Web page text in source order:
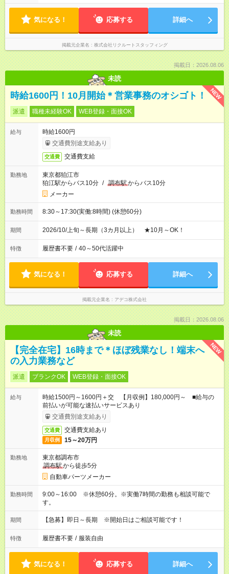
気になる！ 応募する 詳細へ
掲載元企業名 株式会社リクルートスタッフィング
掲載日：2026.08.06
未読
NEW
時給1600円！10月開始＊営業事務のオシゴト！
派遣 職種未経験OK WEB登録・面接OK
給与
時給1600円
交通費別途支給あり
交通費 交通費支給
勤務地
東京都狛江市
狛江駅からバス10分 / 調布駅からバス10分
メーカー
勤務時間 8:30～17:30(実働:8時間) (休憩60分)
期間 2026/10/上旬～長期（3カ月以上） ★10月～OK！
特徴 履歴書不要 / 40～50代活躍中
気になる！ 応募する 詳細へ
掲載元企業名 アデコ株式会社
掲載日：2026.08.06
未読
NEW
【完全在宅】16時まで＊ほぼ残業なし！端末へ
の入力業務など
派遣 ブランクOK WEB登録・面接OK
給与
時給1500円～1600円＋交 【月収例】180,000円～ ■給与の
前払いが可能な速払いサービスあり
交通費別途支給あり
交通費 交通費支給あり
月収例 15～20万円
勤務地
東京都調布市
調布駅から徒歩5分
自動車パーツメーカー
勤務時間
9:00～16:00 ※休憩60分。※実働7時間の勤務も相談可能で
す。
期間 【急募】即日～長期 ※開始日はご相談可能です！
特徴 履歴書不要 / 服装自由
気になる！ 応募する 詳細へ